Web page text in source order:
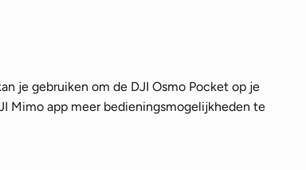
je gebruiken om de DJI Osmo Pocket op je
Mimo app meer bedieningsmogelijkheden te